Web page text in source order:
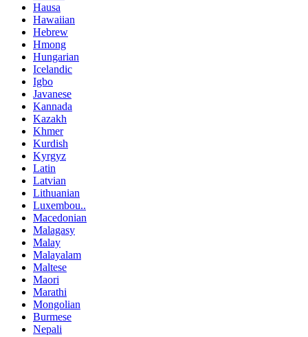
Hausa
Hawaiian
Hebrew
Hmong
Hungarian
Icelandic
Igbo
Javanese
Kannada
Kazakh
Khmer
Kurdish
Kyrgyz
Latin
Latvian
Lithuanian
Luxembou..
Macedonian
Malagasy
Malay
Malayalam
Maltese
Maori
Marathi
Mongolian
Burmese
Nepali